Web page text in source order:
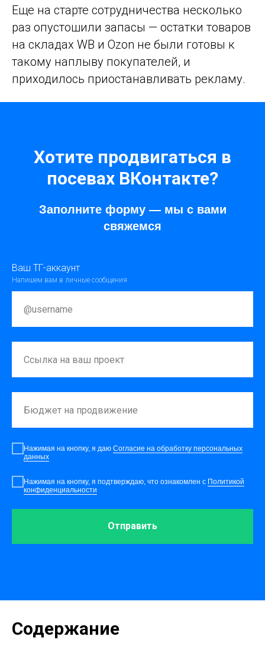
Еще на старте сотрудничества несколько
раз опустошили запасы — остатки товаров
на складах WB и Ozon не были готовы к
такому наплыву покупателей, и
приходилось приостанавливать рекламу.
Хотите продвигаться в
посевах ВКонтакте?
Заполните форму — мы с вами
свяжемся
Ваш ТГ-аккаунт
Напишем вам в личные сообщения
Нажимая на кнопку, я даю Согласие на обработку персональных
данных
Нажимая на кнопку, я подтверждаю, что ознакомлен с Политикой
конфиденциальности
Отправить
Содержание